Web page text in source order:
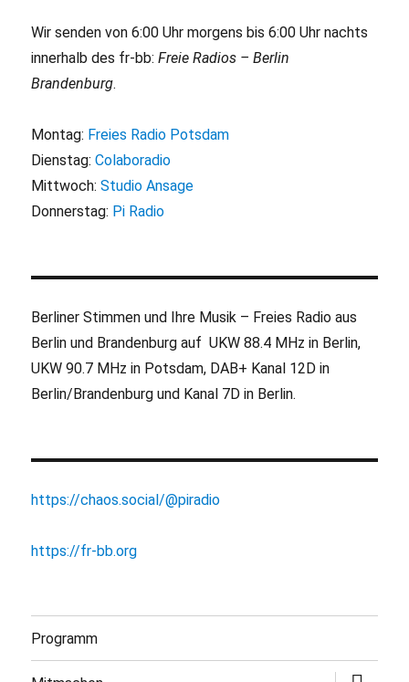
Wir senden von 6:00 Uhr morgens bis 6:00 Uhr nachts
innerhalb des fr-bb:Freie Radios – Berlin
Brandenburg.
Montag: Freies Radio Potsdam
Dienstag:Colaboradio
Mittwoch:Studio Ansage
Donnerstag: Pi Radio
Berliner Stimmen und Ihre Musik – Freies Radio aus
Berlin und Brandenburg auf UKW 88.4 MHz in Berlin,
UKW 90.7 MHz in Potsdam, DAB+ Kanal 12D in
Berlin/Brandenburg und Kanal 7D in Berlin.
https://chaos.social/@piradio
https://fr-bb.org
Programm